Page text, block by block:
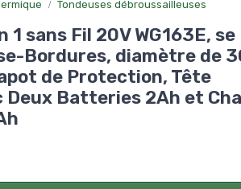
Tondeuses débroussailleuses
sans Fil 20V WG163E, se
Bordures, diamètre de
de Protection, Tête
Deux Batteries 2Ah et